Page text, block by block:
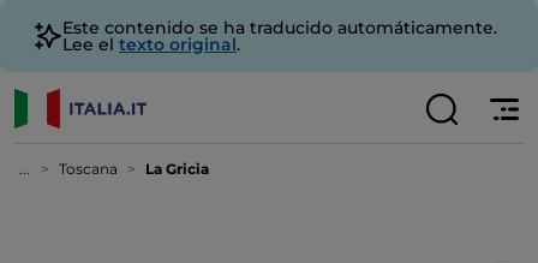
Este contenido se ha traducido automáticamente.
Lee el texto original.
... Toscana La Gricia